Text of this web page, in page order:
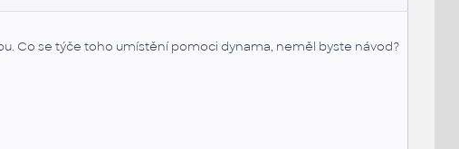
Co se týče toho umístění pomoci dynama, neměl byste návod?